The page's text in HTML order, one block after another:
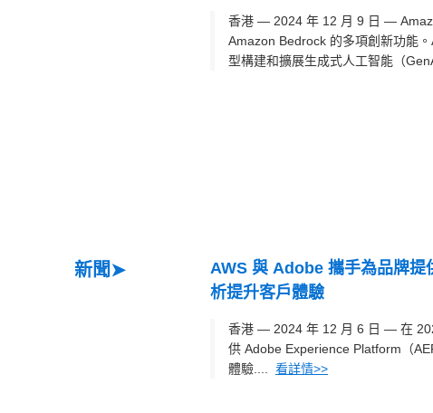
香港 — 2024 年 12 月 9 日 —
Amazon Bedrock 的多項創新功能
型構建和擴展生成式人工智能（
新聞➤
AWS 與 Adobe 攜手為品牌
析提升客戶體驗
香港 — 2024 年 12 月 6 日 — 在
供 Adobe Experience Platform（
體驗.... 看詳情>>